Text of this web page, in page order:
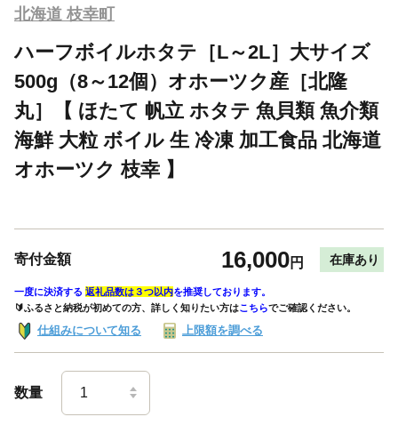
北海道 枝幸町
ハーフボイルホタテ［L～2L］大サイズ
500g（8～12個）オホーツク産［北隆
丸］【 ほたて 帆立 ホタテ 魚貝類 魚介類
海鮮 大粒 ボイル 生 冷凍 加工食品 北海道
オホーツク 枝幸 】
寄付金額 16,000円 在庫あり
一度に決済する 返礼品数は３つ以内を推奨しております。
🔰ふるさと納税が初めての方、詳しく知りたい方はこちらでご確認ください。
仕組みについて知る 上限額を調べる
数量